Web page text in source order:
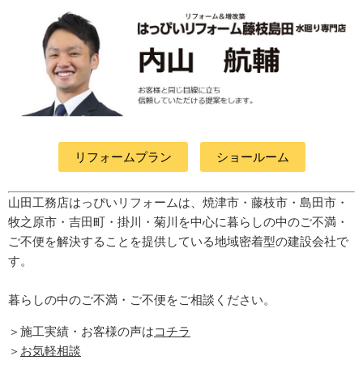
リフォームプラン ショールーム
山田工務店はっぴいリフォームは、焼津市・藤枝市・島田市・
牧之原市・吉田町 ・掛川・菊川 を中心に暮らしの中のご不満・
ご不便を解決することを提供している地域密着型の建設会社で
す。
暮らしの中のご不満・ご不便をご相談ください。
＞施工実績・お客様の声はコチラ
＞ お気軽相談